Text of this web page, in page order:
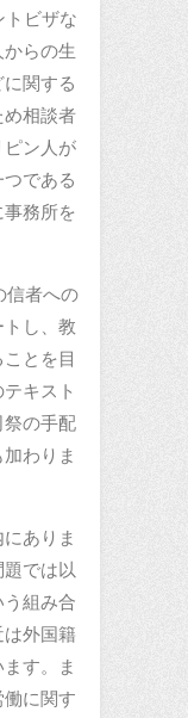
トビザな
らの生
関する
相談者
ン人が
である
務所を
信者への
し、教
とを目
キスト
の手配
わりま
ありま
では以
組み合
外国籍
す。ま
に関す